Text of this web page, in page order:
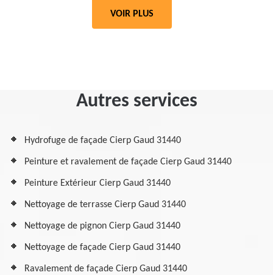
VOIR PLUS
Autres services
Hydrofuge de façade Cierp Gaud 31440
Peinture et ravalement de façade Cierp Gaud 31440
Peinture Extérieur Cierp Gaud 31440
Nettoyage de terrasse Cierp Gaud 31440
Nettoyage de pignon Cierp Gaud 31440
Nettoyage de façade Cierp Gaud 31440
Ravalement de façade Cierp Gaud 31440